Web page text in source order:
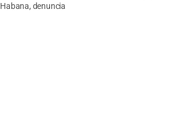
Habana, denuncia